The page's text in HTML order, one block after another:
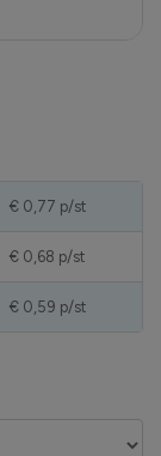
€ 0,77 p/st
€ 0,68 p/st
€ 0,59 p/st